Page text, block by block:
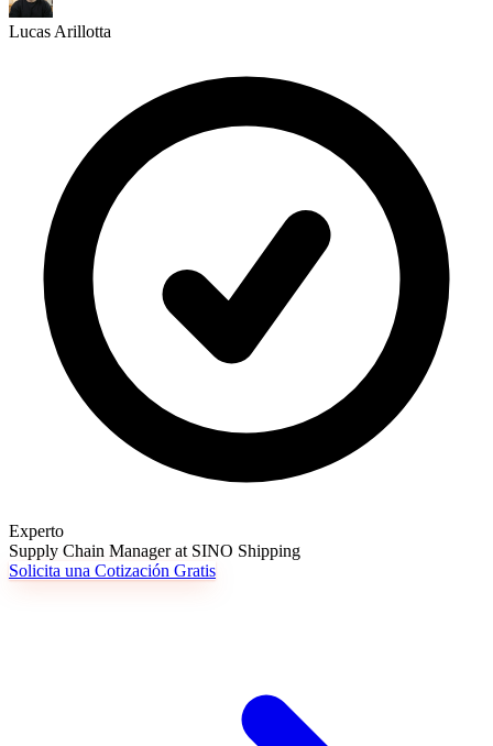
Lucas Arillotta
Experto
Supply Chain Manager at SINO Shipping
Solicita una Cotización Gratis